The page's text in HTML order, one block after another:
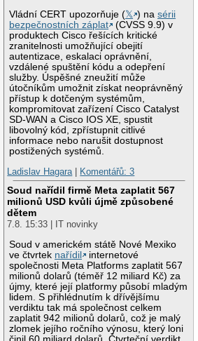
Vládní CERT upozorňuje (𝕏 ) nasérii
bezpečnostních záplat
(CVSS 9.9) v
produktech Cisco řešících kritické
zranitelnosti umožňující obejití
autentizace, eskalaci oprávnění,
vzdálené spuštění kódu a odepření
služby. Úspěšné zneužití může
útočníkům umožnit získat neoprávněný
přístup k dotčeným systémům,
kompromitovat zařízení Cisco Catalyst
SD-WAN a Cisco IOS XE, spustit
libovolný kód, zpřístupnit citlivé
informace nebo narušit dostupnost
postižených systémů.
Ladislav Hagara| Komentářů: 3
Soud nařídil firmě Meta zaplatit 567
milionů USD kvůli újmě způsobené
dětem
7.8. 15:33 | IT novinky
Soud v americkém státě Nové Mexiko
ve čtvrtek nařídil
internetové
společnosti Meta Platforms zaplatit 567
milionů dolarů (téměř 12 miliard Kč) za
újmy, které její platformy působí mladým
lidem. S přihlédnutím k dřívějšímu
verdiktu tak má společnost celkem
zaplatit 942 milionů dolarů, což je malý
zlomek jejího ročního výnosu, který loni